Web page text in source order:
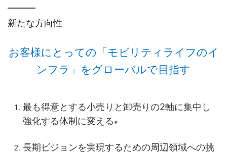
新たな方向性
お客様にとっての「モビリティライフのイ
ンフラ」をグローバルで目指す
最も得意とする小売りと卸売りの2軸に集中し
強化する体制に変える※
長期ビジョンを実現するための周辺領域への挑